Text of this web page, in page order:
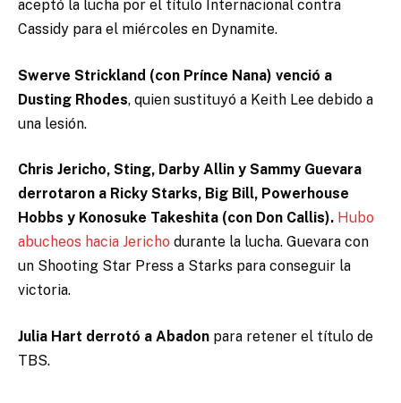
aceptó la lucha por el título Internacional contra
Cassidy para el miércoles en Dynamite.
Swerve Strickland (con Prínce Nana) venció a
Dusting Rhodes, quien sustituyó a Keith Lee debido a
una lesión.
Chris Jericho, Sting, Darby Allin y Sammy Guevara
derrotaron a Ricky Starks, Big Bill, Powerhouse
Hobbs y Konosuke Takeshita (con Don Callis). Hubo
abucheos hacia Jericho durante la lucha. Guevara con
un Shooting Star Press a Starks para conseguir la
victoria.
Julia Hart derrotó a Abadon para retener el título de
TBS.